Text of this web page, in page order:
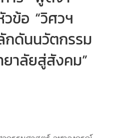
วข้อ “วิศวฯ
ดันนวัตกรรม
าลัยสู่สังคม”